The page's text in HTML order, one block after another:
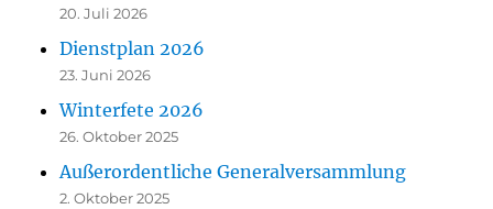
20. Juli 2026
Dienstplan 2026
23. Juni 2026
Winterfete 2026
26. Oktober 2025
Außerordentliche Generalversammlung
2. Oktober 2025